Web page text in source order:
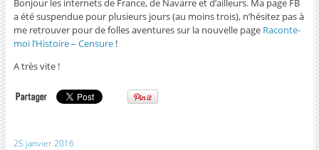
Bonjour les internets de France, de Navarre et d’ailleurs. Ma page FB
a été suspendue pour plusieurs jours (au moins trois), n’hésitez pas à
me retrouver pour de folles aventures sur la nouvelle page Raconte-
moi l’Histoire – Censure!
A très vite !
25 janvier 2016